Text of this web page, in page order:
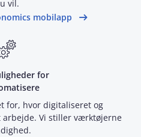
vil.
mobilapp
for
for, hvor digitaliseret og
Vi stiller værktøjerne